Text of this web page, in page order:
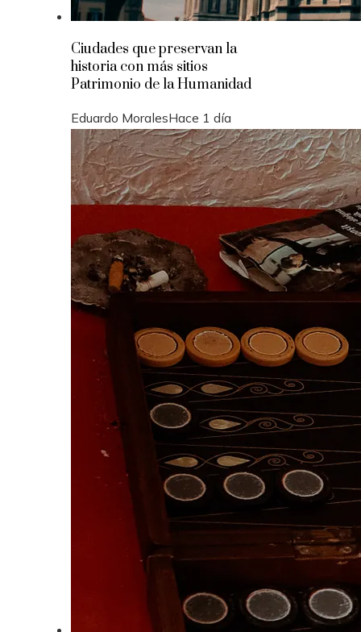
Ciudades que preservan la
historia con más sitios
Patrimonio de la Humanidad
Eduardo MoralesHace 1 día